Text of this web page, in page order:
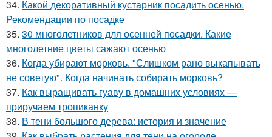
34. Какой декоративный кустарник посадить осенью.
Рекомендации по посадке
35. 30 многолетников для осенней посадки. Какие
многолетние цветы сажают осенью
36. Когда убирают морковь. "Слишком рано выкапывать
не советую". Когда начинать собирать морковь?
37. Как выращивать гуаву в домашних условиях —
приручаем тропиканку
38. В тени большого дерева: история и значение